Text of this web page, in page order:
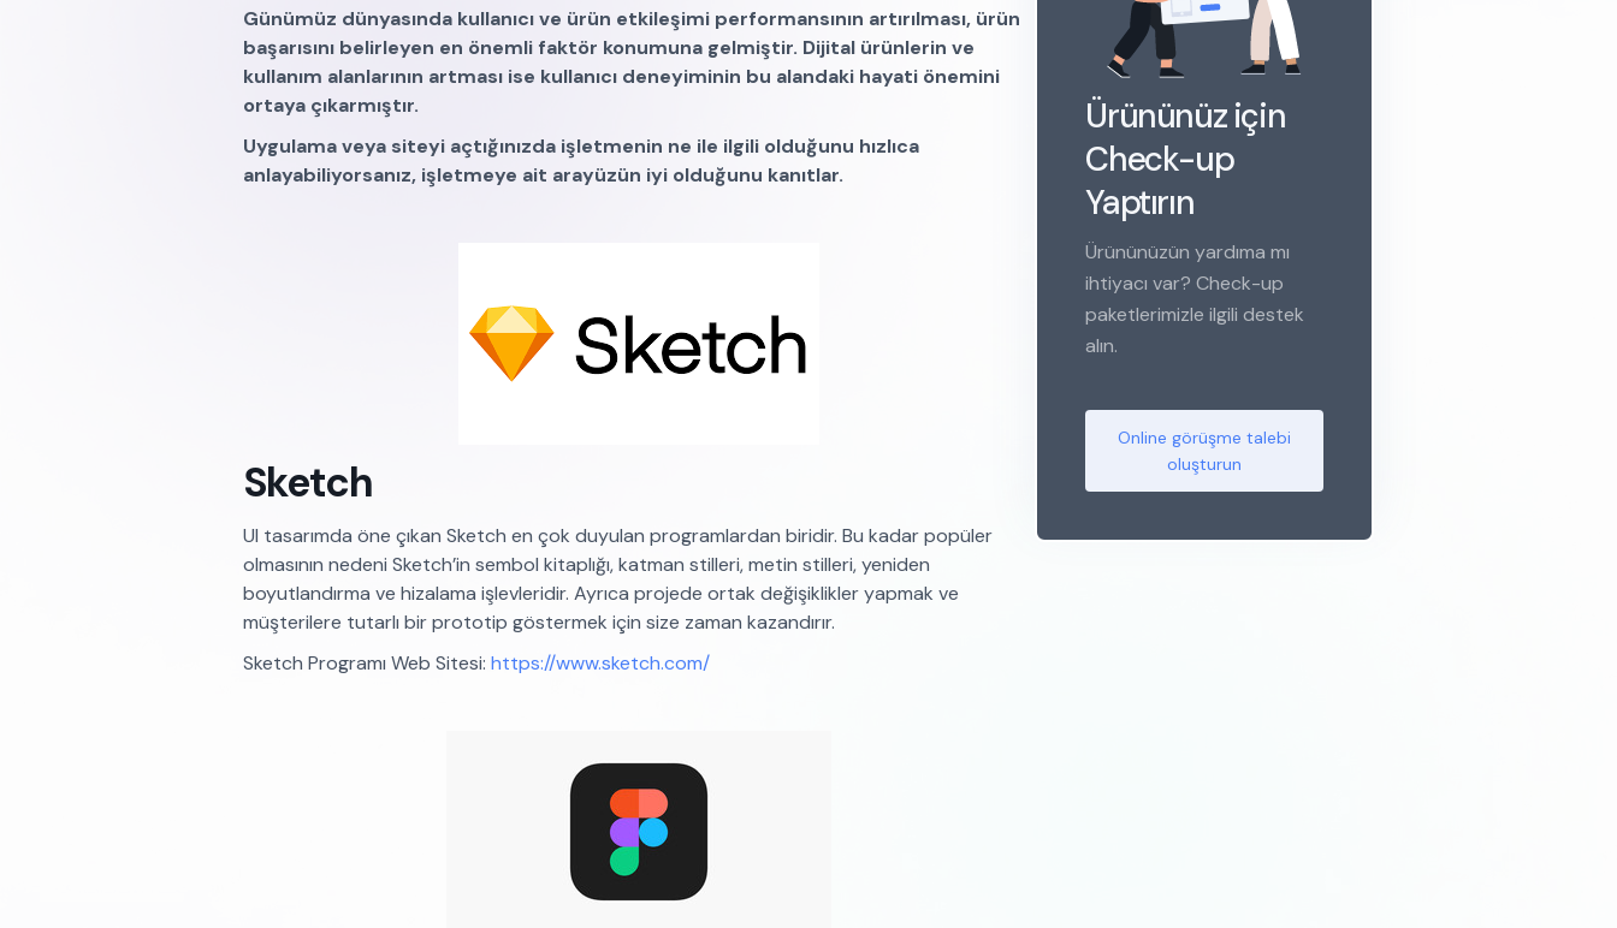
Günümüz dünyasında kullanıcı ve ürün etkileşimi performansının artırılması, ürün
başarısını belirleyen en önemli faktör konumuna gelmiştir. Dijital ürünlerin ve
kullanım alanlarının artması ise kullanıcı deneyiminin bu alandaki hayati önemini
ortaya çıkarmıştır.
Uygulama veya siteyi açtığınızda işletmenin ne ile ilgili olduğunu hızlıca
anlayabiliyorsanız, işletmeye ait arayüzün iyi olduğunu kanıtlar.
Sketch
UI tasarımda öne çıkan Sketch en çok duyulan programlardan biridir. Bu kadar popüler
olmasının nedeni Sketch’in sembol kitaplığı, katman stilleri, metin stilleri, yeniden
boyutlandırma ve hizalama işlevleridir. Ayrıca projede ortak değişiklikler yapmak ve
müşterilere tutarlı bir prototip göstermek için size zaman kazandırır.
Sketch Programı Web Sitesi: https://www.sketch.com/
Ürününüz için
Check-up
Yaptırın
Ürününüzün yardıma mı
ihtiyacı var? Check-up
paketlerimizle ilgili destek
alın.
Online görüşme talebi
oluşturun